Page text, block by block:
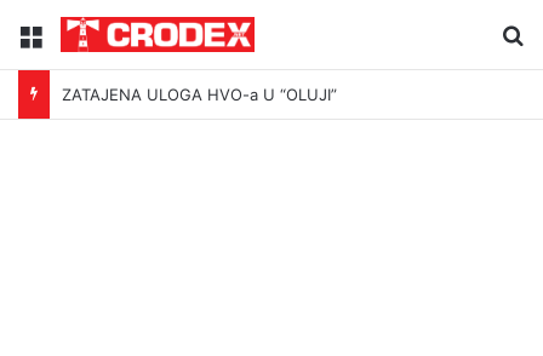
Menu
ZATAJENA ULOGA HVO-a U “OLUJI”